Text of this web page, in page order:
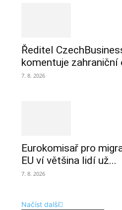
Ředitel
komentuje zahraniční
7. 8. 2026
Eurokomisař pro
EU ví většina lidí už...
7. 8. 2026
Načíst další